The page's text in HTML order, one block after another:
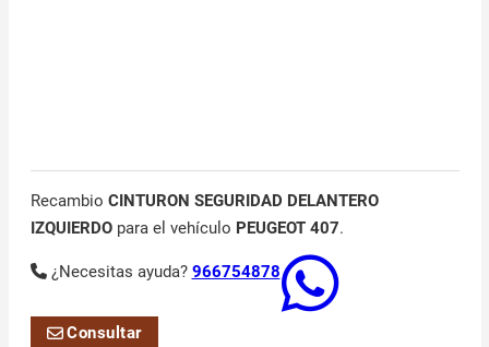
Recambio CINTURON SEGURIDAD DELANTERO
IZQUIERDOpara el vehículo PEUGEOT 407.
¿Necesitas ayuda? 966754878
Consultar